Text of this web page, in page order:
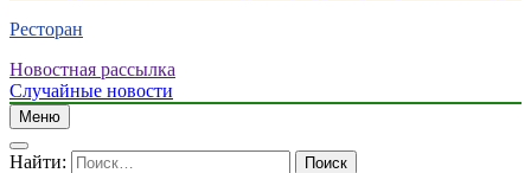
Ресторан
Новостная рассылка
Случайные новости
Меню
Найти: